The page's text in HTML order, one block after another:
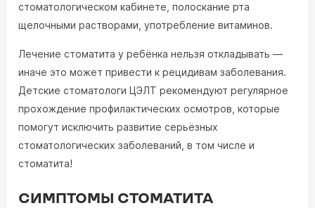
стоматологическом кабинете, полоскание рта
щелочными растворами, употребление витаминов.
Лечение стоматита у ребёнка нельзя откладывать —
иначе это может привести к рецидивам заболевания.
Детские стоматологи ЦЭЛТ рекомендуют регулярное
прохождение профилактических осмотров, которые
помогут исключить развитие серьёзных
стоматологических заболеваний, в том числе и
стоматита!
СИМПТОМЫ СТОМАТИТА